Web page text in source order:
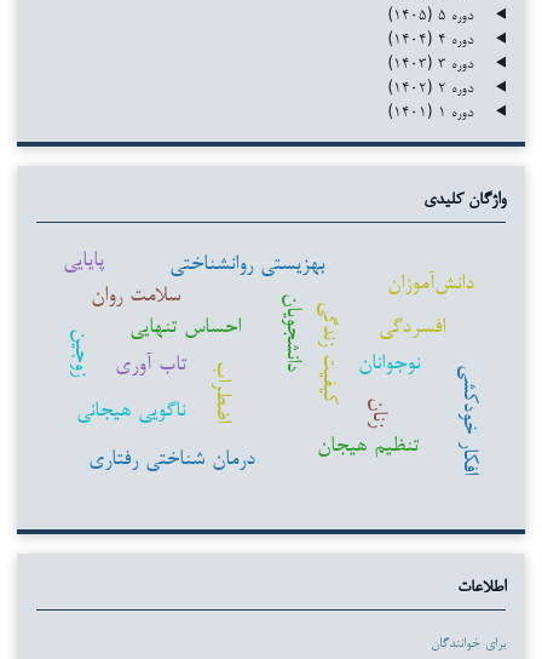
دوره ۵ (۱۴۰۵)
دوره ۴ (۱۴۰۴)
دوره ۳ (۱۴۰۳)
دوره ۲ (۱۴۰۲)
دوره ۱ (۱۴۰۱)
واژگان کلیدی
اضطراب
دانشجویانکیفیت زندگی نوجوانان
افسردگی
بهزیستی روانشناختی
دانش‌آموزان
زنان
تنظیم هیجان
درمان شناختی رفتاری
ناگویی هیجانی
احساس تنهایی
زوجین
افکار خودکشی
تاب آوری
سلامت روان
پایایی
اطلاعات
برای خوانندگان